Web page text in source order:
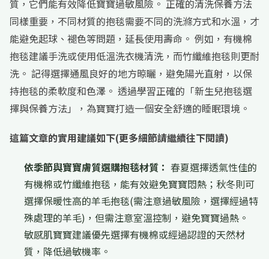
質，它們能有效降低寶寶過敏風險。 正確的清洗保養方法
同樣重要，不同材質的抱毯需要不同的洗滌方式和水溫，才
能避免起球、褪色等問題，延長使用壽命。 例如，有機棉
抱毯建議手洗或使用低溫洗衣機清洗，而竹纖維抱毯則更耐
洗。 記得選擇通風良好的地方晾曬，避免陽光直射，以保
持抱毯的柔軟度和色澤。 透過學習正確的「新生兒抱毯選
擇與保養方法」，為寶寶打造一個安全舒適的睡眠環境。
這篇文章的實用建議如下(更多細節請繼續往下閱讀)
依季節與寶寶膚質選購抱毯材質： 春夏選擇透氣性佳的
有機棉或竹纖維抱毯，能有效避免寶寶悶熱；秋冬則可
選擇保暖性高的羊毛抱毯(需注意過敏風險，選擇經過特
殊處理的羊毛)，但需注意室溫控制，避免寶寶過熱。
敏感肌寶寶建議優先選擇有機棉或經過認證的天然材
質，降低過敏機率。